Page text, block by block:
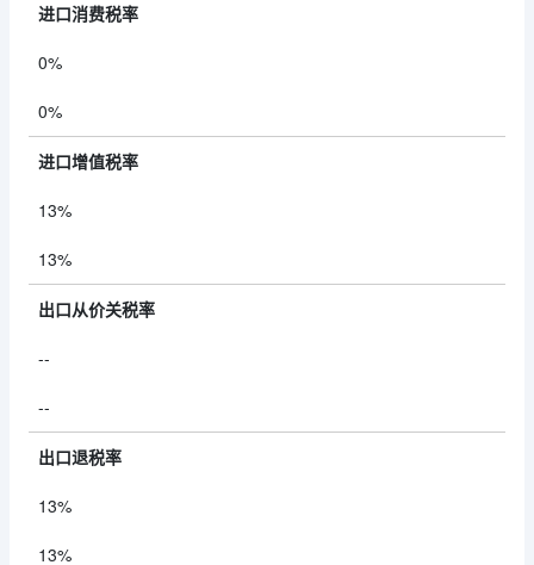
进口消费税率
0%
0%
进口增值税率
13%
13%
出口从价关税率
--
--
出口退税率
13%
13%